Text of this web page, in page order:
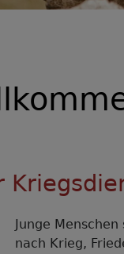
Junge
nach Krieg,